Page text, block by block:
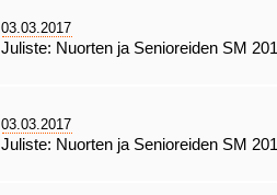
03.03.2017
Juliste: Nuorten ja Senioreiden SM
03.03.2017
Juliste: Nuorten ja Senioreiden SM